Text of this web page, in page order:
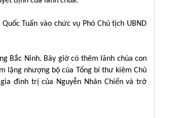
Tuấn vào chức vụ Phó Chủ tịch UBND
Bắc Ninh. Bây giờ có thêm lãnh chúa con
lặng nhượng bộ của Tổng bí thư kiêm Chủ
đình trị của Nguyễn Nhân Chiến và trở